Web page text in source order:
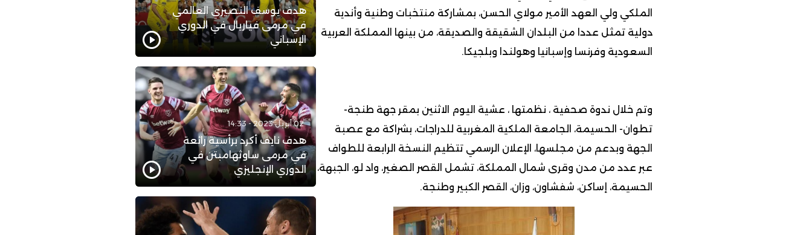
الملكي ولي العهد الأمير مولاي الحسن، بمشاركة منتخبات وطنية وأندية
دولية تمثل عددا من البلدان الشقيقة والصديقة، من بينها المملكة العربية
السعودية وفرنسا وإسبانيا وهولندا وبلجيكا.
وتم خلال ندوة صحفية ، نظمتها ، عشية اليوم الاثنين بمقر جهة طنجة-
تطوان- الحسيمة، الجامعة الملكية المغربية للدراجات، بشراكة مع عصبة
الجهة وبدعم من مجلسها، الإعلان الرسمي تتظيم النسخة الرابعة للطواف
عبر عدد من مدن وقرى شمال المملكة، تشمل القصر الصغير، واد لو، الجبهة،
الحسيمة، إساكن، شفشاون، وزان، القصر الكبير وطنجة.
هدف يوسف النصيري العالمي
في مرمى فياريال في الدوري
الإسباني
02 أبريل 2023 - 14:33
هدف نايف أكرد برأسية رائعة
في مرمى ساوثهامبتن في
الدوري الإنجليزي